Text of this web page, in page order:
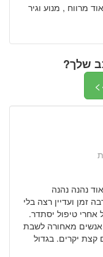
מאוד מרווח , מנוע וגיר
שלך?
נהנה נהנה
טיפול הרבה זמן ועדיין רצה בלי
טיפול יסתדר.
בגאז׳ ענק, אוטו מרווח מאוד, יש מקום ל3 אנשים מאחורה לשבת
קצת יקרים. בגדול